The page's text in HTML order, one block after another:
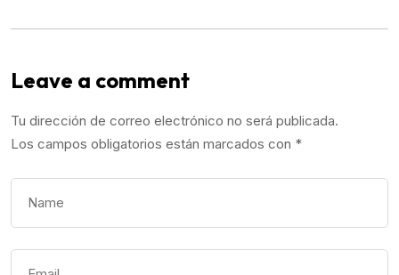
Leave a comment
Tu dirección de correo electrónico no será publicada.
Los campos obligatorios están marcados con *